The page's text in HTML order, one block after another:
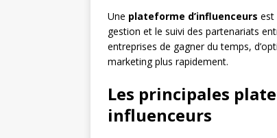
Une plateforme d’influenceurs est
gestion et le suivi des partenariats
entreprises de gagner du temps,
marketing plus rapidement.
Les principales
influenceurs